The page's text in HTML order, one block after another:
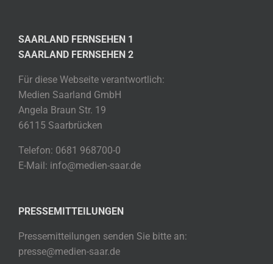
SAARLAND FERNSEHEN 1
SAARLAND FERNSEHEN 2
Für diese Webseite verantwortlich:
Medien Saarland GmbH
Angela Braun Str. 19
66115 Saarbrücken
Telefon: 0681 968700-0
E-Mail: info@medien-saar.de
PRESSEMITTEILUNGEN
Pressemitteilungen senden Sie bitte an:
presse@medien-saar.de